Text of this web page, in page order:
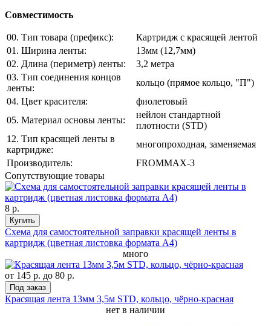
Совместимость
00. Тип товара (префикс):
Картридж с красящей лентой
01. Ширина ленты:
13мм (12,7мм)
02. Длина (периметр) ленты:
3,2 метра
03. Тип соединения концов
ленты:
кольцо (прямое кольцо, "П")
04. Цвет красителя:
фиолетовый
05. Материал основы ленты:
нейлон стандартной
плотности (STD)
12. Тип красящей ленты в
картридже:
многопроходная, заменяемая
Производитель:
FROMMAX-3
Сопутствующие товары
8 р.
Купить
Схема для самостоятельной заправки красящей ленты в
картридж (цветная листовка формата А4)
много
от 145 р. до 80 р.
Под заказ
Красящая лента 13мм 3,5м STD, кольцо, чёрно-красная
нет в наличии